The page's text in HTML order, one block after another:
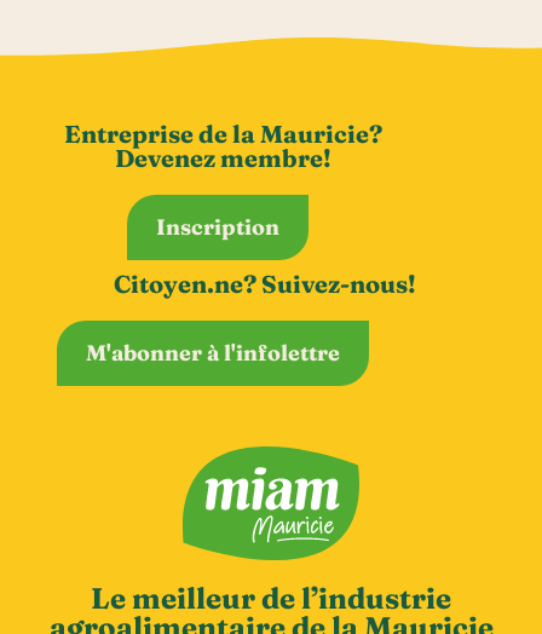
Entreprise de la Mauricie?
Devenez membre!
Inscription
Citoyen.ne? Suivez-nous!
M'abonner à l'infolettre
Le meilleur de l’industrie